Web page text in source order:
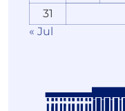
31
« Jul